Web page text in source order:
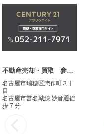
不動産売却・買取 参考事例
名古屋市瑞穂区惣作町３丁
目
名古屋市営名城線 妙音通徒
歩 7 分